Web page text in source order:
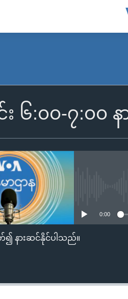
၆:၀၀-၇:၀၀ န
0:00
၍ နားဆင်နိုင်ပါသည်။